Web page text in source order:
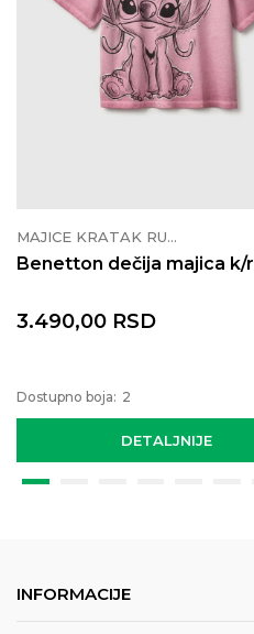
MAJICE KRATAK RUKAV
Benetton dečija majica k/r
DETALJNIJE
3.490,00 RSD
Dostupno boja: 2
INFORMACIJE